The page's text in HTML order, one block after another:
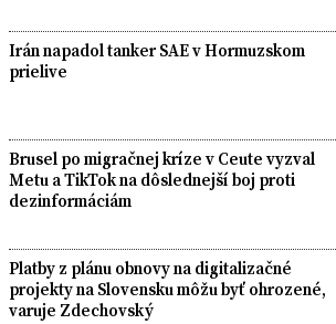
Irán napadol tanker SAE v Hormuzskom
prielive
Brusel po migračnej kríze v Ceute vyzval
Metu a TikTok na dôslednejší boj proti
dezinformáciám
Platby z plánu obnovy na digitalizačné
projekty na Slovensku môžu byť ohrozené,
varuje Zdechovský